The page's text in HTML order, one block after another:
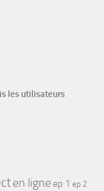
les utilisateurs
en ligne ep 1 ep 2